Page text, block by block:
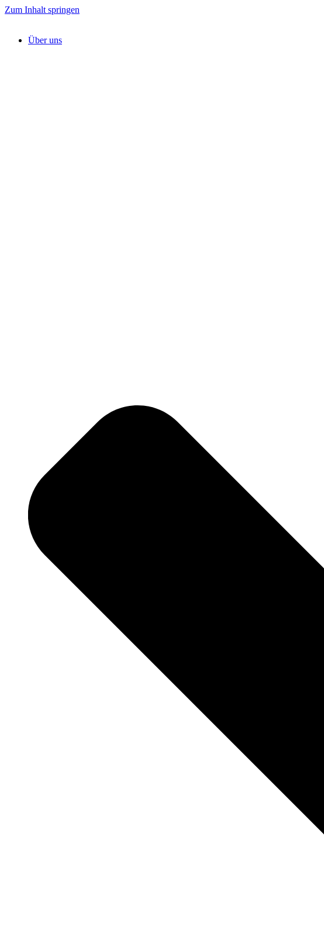
Zum Inhalt springen
Über uns